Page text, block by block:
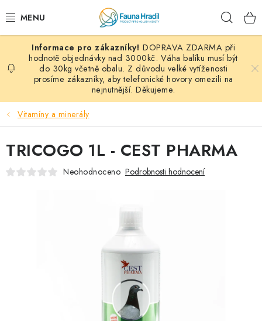
na
PAPOUŠCI A EXOTI
ZRNINY A OBILOVINY
MDM KRMIVA
KONTAKT
DOPRAVA ZDARMA při
hodnotě objednávky nad 3000kč. Váha balíku musí být
do 30kg včetně obalu. Z důvodu velké vytíženosti
prosíme zákazníky, aby telefonické hovory omezili na
nejnutnější. Děkujeme.
Vitamíny a minerály
TRICOGO 1L - CEST PHARMA
Neohodnoceno Podrobnosti hodnocení